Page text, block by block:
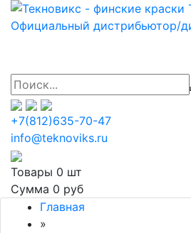
+7(812)635-70-47
info@teknoviks.ru
Товары 0 шт
Сумма 0 руб
Главная
»